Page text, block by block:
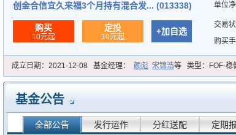
创金合信宜久来福3个月持有混合发... (013338)
购买
10元起
定投
10元起
+加自选
单位
交易状
购买
成立日期： 2021-12-08 基金经理： 颜彪 宋锦浩等 类型： FOF-稳
基金公告
全部公告 发行运作 分红送配 定期